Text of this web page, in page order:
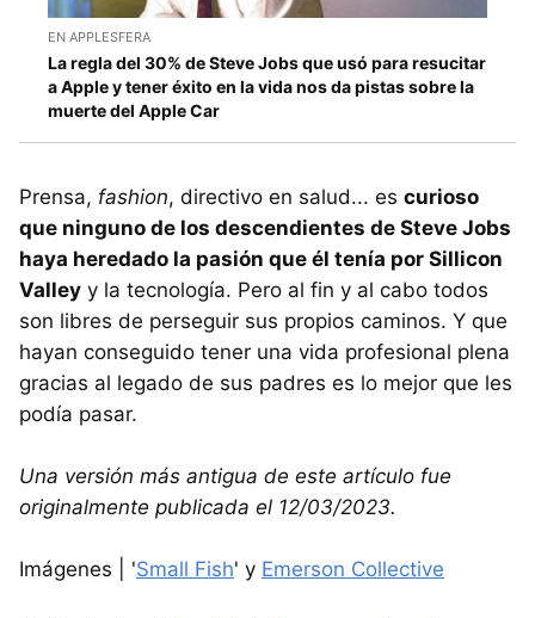
EN APPLESFERA
La regla del 30% de Steve Jobs que usó para resucitar
a Apple y tener éxito en la vida nos da pistas sobre la
muerte del Apple Car
Prensa, fashion, directivo en salud... es curioso
que ninguno de los descendientes de Steve Jobs
haya heredado la pasión que él tenía por Sillicon
Valley y la tecnología. Pero al fin y al cabo todos
son libres de perseguir sus propios caminos. Y que
hayan conseguido tener una vida profesional plena
gracias al legado de sus padres es lo mejor que les
podía pasar.
Una versión más antigua de este artículo fue
originalmente publicada el 12/03/2023.
Imágenes | 'Small Fish' y Emerson Collective